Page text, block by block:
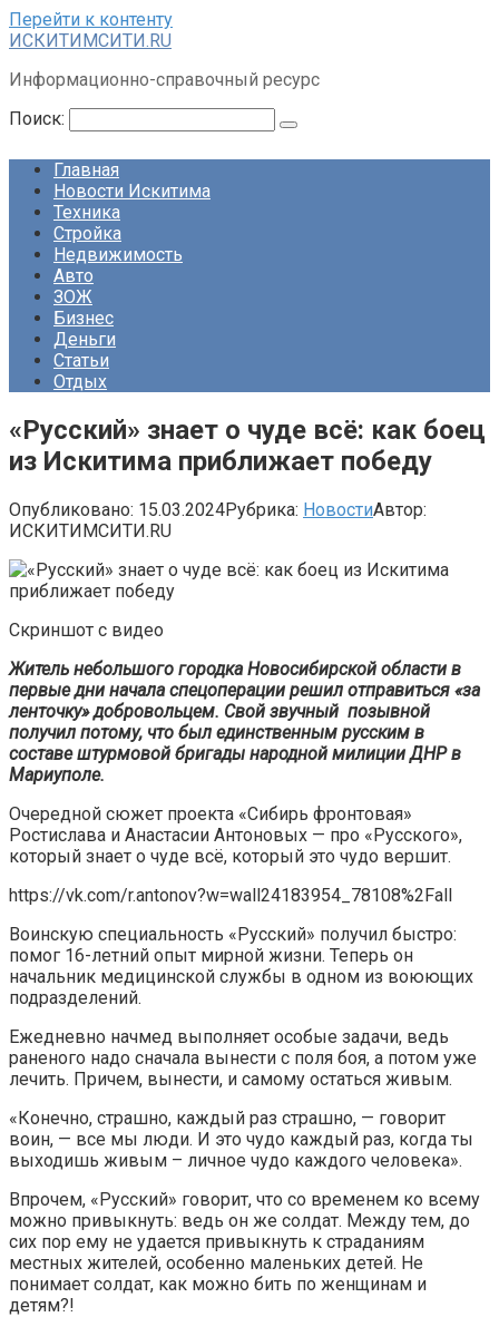
Перейти к контенту
ИСКИТИМСИТИ.RU
Информационно-справочный ресурс
Поиск:
Главная
Новости Искитима
Техника
Стройка
Недвижимость
Авто
ЗОЖ
Бизнес
Деньги
Статьи
Отдых
«Русский» знает о чуде всё: как боец
из Искитима приближает победу
Опубликовано: 15.03.2024Рубрика: НовостиАвтор:
ИСКИТИМСИТИ.RU
Скриншот с видео
Житель небольшого городка Новосибирской области в
первые дни начала спецоперации решил отправиться «за
ленточку» добровольцем. Свой звучный позывной
получил потому, что был единственным русским в
составе штурмовой бригады народной милиции ДНР в
Мариуполе.
Очередной сюжет проекта «Сибирь фронтовая»
Ростислава и Анастасии Антоновых — про «Русского»,
который знает о чуде всё, который это чудо вершит.
https://vk.com/r.antonov?w=wall24183954_78108%2Fall
Воинскую специальность «Русский» получил быстро:
помог 16-летний опыт мирной жизни. Теперь он
начальник медицинской службы в одном из воюющих
подразделений.
Ежедневно начмед выполняет особые задачи, ведь
раненого надо сначала вынести с поля боя, а потом уже
лечить. Причем, вынести, и самому остаться живым.
«Конечно, страшно, каждый раз страшно, — говорит
воин, — все мы люди. И это чудо каждый раз, когда ты
выходишь живым – личное чудо каждого человека».
Впрочем, «Русский» говорит, что со временем ко всему
можно привыкнуть: ведь он же солдат. Между тем, до
сих пор ему не удается привыкнуть к страданиям
местных жителей, особенно маленьких детей. Не
понимает солдат, как можно бить по женщинам и
детям?!